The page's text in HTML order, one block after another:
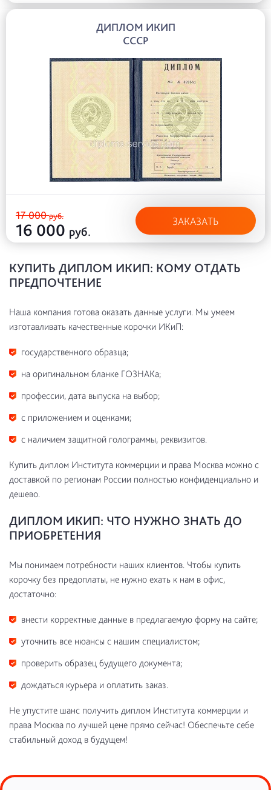
ДИПЛОМ ИКИП
СССР
17 000руб.
16 000 руб.
ЗАКАЗАТЬ
КУПИТЬ ДИПЛОМ ИКИП: КОМУ ОТДАТЬ
ПРЕДПОЧТЕНИЕ
Наша компания готова оказать данные услуги. Мы умеем
изготавливать качественные корочки ИКиП:
государственного образца;
на оригинальном бланке ГОЗНАКа;
профессии, дата выпуска на выбор;
с приложением и оценками;
с наличием защитной голограммы, реквизитов.
Купить диплом Института коммерции и права Москва можно с
доставкой по регионам России полностью конфиденциально и
дешево.
ДИПЛОМ ИКИП: ЧТО НУЖНО ЗНАТЬ ДО
ПРИОБРЕТЕНИЯ
Мы понимаем потребности наших клиентов. Чтобы купить
корочку без предоплаты, не нужно ехать к нам в офис,
достаточно:
внести корректные данные в предлагаемую форму на сайте;
уточнить все нюансы с нашим специалистом;
проверить образец будущего документа;
дождаться курьера и оплатить заказ.
Не упустите шанс получить диплом Института коммерции и
права Москва по лучшей цене прямо сейчас! Обеспечьте себе
стабильный доход в будущем!